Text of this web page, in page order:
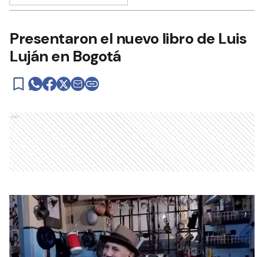
Presentaron el nuevo libro de Luis
Luján en Bogotá
Ads